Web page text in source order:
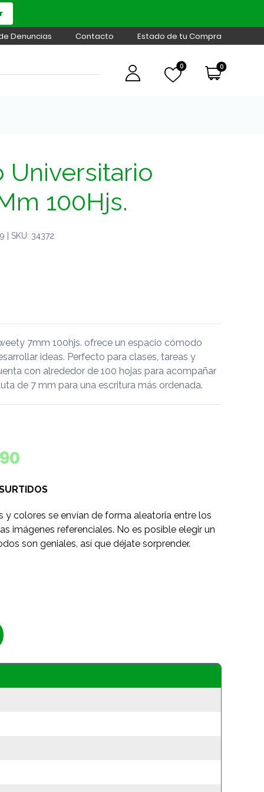
Denuncias Contacto Estado de tu Compra
0 0
Universitario
100Hjs.
| SKU: 34372
7mm 100hjs. ofrece un espacio cómodo
ideas. Perfecto para clases, tareas y
con alrededor de 100 hojas para acompañar
de 7 mm para una escritura más ordenada.
y colores se envían de forma aleatoria entre los
imágenes referenciales. No es posible elegir un
son geniales, así que déjate sorprender.